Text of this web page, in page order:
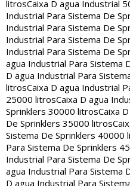
litrosCaixa D agua Industrial
Industrial Para Sistema De
Industrial Para Sistema De
Industrial Para Sistema De
Industrial Para Sistema De
agua Industrial Para Sistema
D agua Industrial Para
litrosCaixa D agua Industrial
25000 litrosCaixa D agua
Sprinklers 30000 litrosCaixa
De Sprinklers 35000 litros
Sistema De Sprinklers 40000
Para Sistema De Sprinklers
Industrial Para Sistema De
agua Industrial Para Sistema
D agua Industrial Para